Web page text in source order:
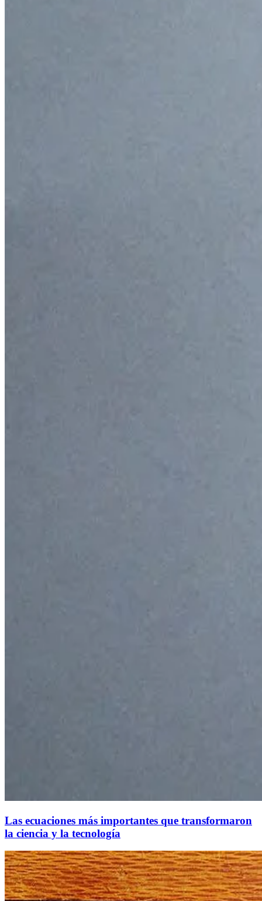
Las ecuaciones más importantes que transformaron
la ciencia y la tecnología